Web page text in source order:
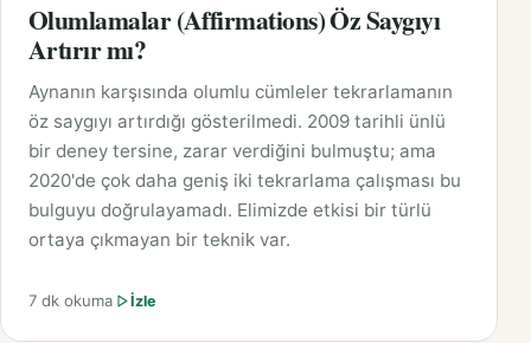
Olumlamalar (Affirmations) Öz Saygıyı
Artırır mı?
Aynanın karşısında olumlu cümleler tekrarlamanın
öz saygıyı artırdığı gösterilmedi. 2009 tarihli ünlü
bir deney tersine, zarar verdiğini bulmuştu; ama
2020'de çok daha geniş iki tekrarlama çalışması bu
bulguyu doğrulayamadı. Elimizde etkisi bir türlü
ortaya çıkmayan bir teknik var.
7 dk okuma İzle